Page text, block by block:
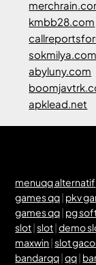
kmbb28.com
sokmilya.com
abyluny.com
apklead.net
menuqq alternatif
games qq| pkv
games qq| pg
slot|slot|demo
maxwin|slot
bandarqq|qq|